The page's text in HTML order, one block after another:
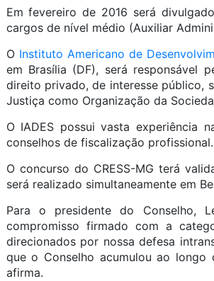
Em fevereiro de 2016 será
cargos de nível médio (Auxiliar
O Instituto Americano de
em Brasília (DF), será responsável
direito privado, de interesse público,
Justiça como Organização da
O IADES possui vasta experiência
conselhos de fiscalização profissional.
O concurso do CRESS-MG terá
será realizado simultaneamente em
Para o presidente do Conselho,
compromisso firmado com a
direcionados por nossa defesa
que o Conselho acumulou ao longo
afirma.